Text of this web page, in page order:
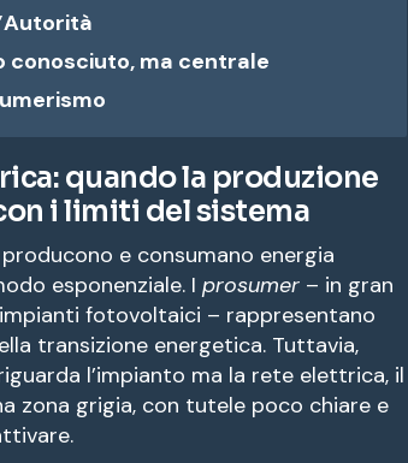
conosciuto, ma centrale
quando la produzione
i limiti del sistema
e consumano energia
esponenziale. I prosumer – in gran
fotovoltaici – rappresentano
transizione energetica. Tuttavia,
l’impianto ma la rete elettrica, il
zona grigia, con tutele poco chiare e